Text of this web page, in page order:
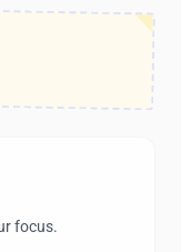
focus.